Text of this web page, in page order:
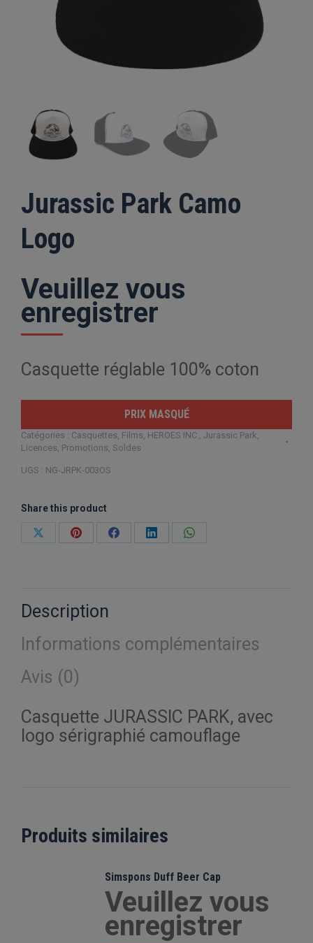
Jurassic Park Camo
Logo
Veuillez vous
enregistrer
Casquette réglable 100% coton
PRIX MASQUÉ
Catégories : Casquettes Films HEROES INC. Jurassic Park
Licences Promotions Soldes
UGS : NG-JRPK-003OS
Share this product
PartagerPartagerPartagerPartagerPartager
Description
Informations complémentaires
Avis (0)
Casquette JURASSIC PARK, avec
logo sérigraphié camouflage
Produits similaires
Simspons Duff Beer Cap
Veuillez vous
enregistrer